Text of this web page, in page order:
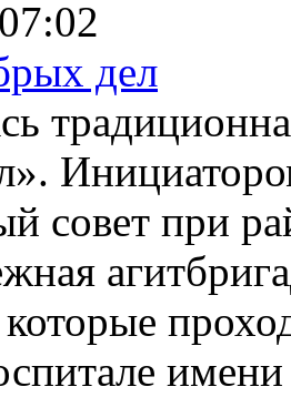
дел
совет при